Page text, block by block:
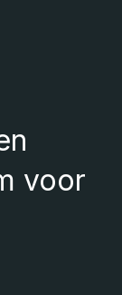
voor